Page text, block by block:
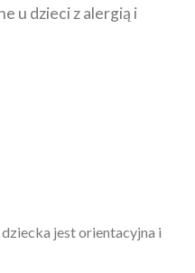
u dzieci z alergią i
jest orientacyjna i